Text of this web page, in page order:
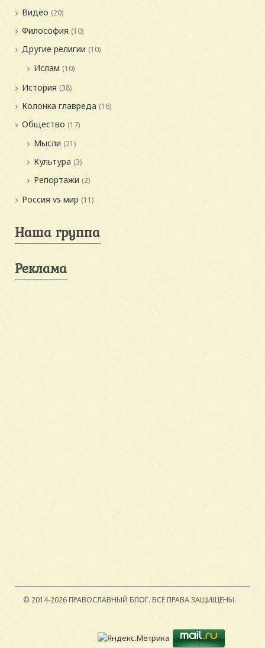
Видео (20)
Философия (10)
Другие религии (10)
Ислам (10)
История (38)
Колонка главреда (16)
Общество (17)
Мысли (21)
Культура (3)
Репортажи (2)
Россия vs мир (11)
Наша группа
Реклама
© 2014-2026 ПРАВОСЛАВНЫЙ БЛОГ. ВСЕ ПРАВА ЗАЩИЩЕНЫ.